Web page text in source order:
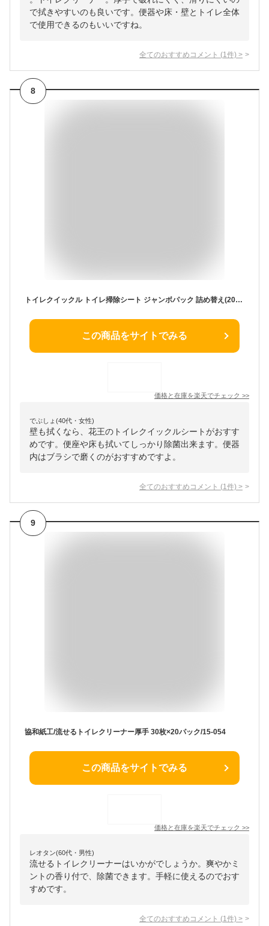
で拭きやすいのも良いです。便器や床・壁とトイレ全体
で使用できるのもいいですね。
全てのおすすめコメント (1 件) >
8
トイレクイックル トイレ掃除シート ジャンボパック 詰め替え(20枚入*6袋セット)【gsr24】【qw70-g】【クイックル】[クイックル つめかえ 詰替え]
この商品をサイトでみる
価格と在庫を楽天でチェック >>
でぶしょ(40代・女性)
壁も拭くなら、花王のトイレクイックルシートがおすす
めです。便座や床も拭いてしっかり除菌出来ます。便器
内はブラシで磨くのがおすすめですよ。
全てのおすすめコメント (1 件) >
9
協和紙工/流せるトイレクリーナー厚手 30枚×20パック/15-054
この商品をサイトでみる
価格と在庫を楽天でチェック >>
レオタン(60代・男性)
流せるトイレクリーナーはいかがでしょうか。爽やかミ
ントの香り付で、除菌できます。手軽に使えるのでおす
すめです。
全てのおすすめコメント (1 件) >